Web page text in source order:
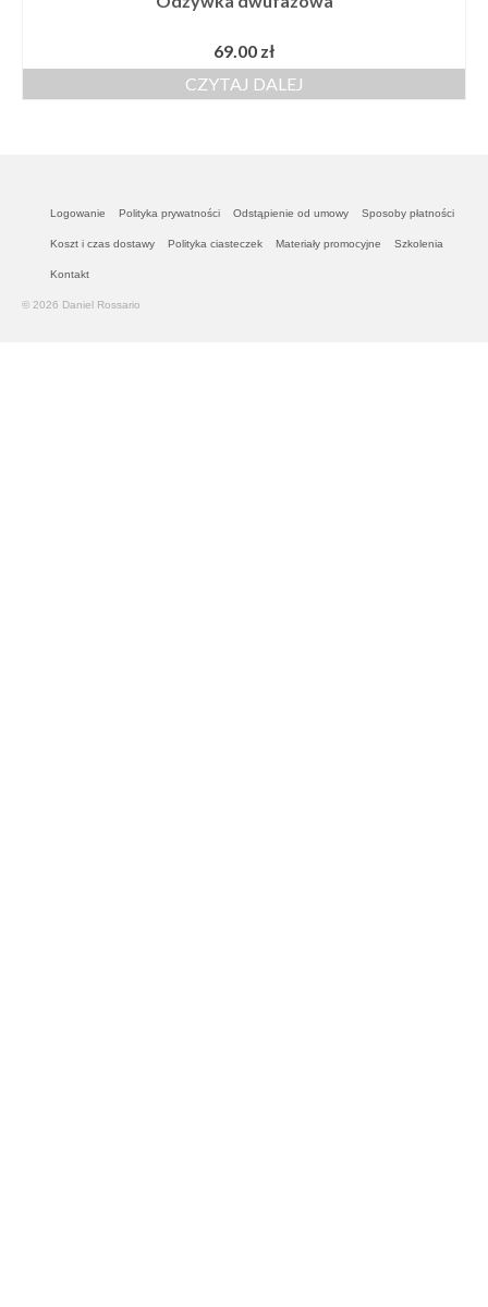
69.00 zł
CZYTAJ DALEJ
Logowanie Polityka prywatności Odstąpienie od umowy Sposoby płatności
Koszt i czas dostawy Polityka ciasteczek Materiały promocyjne Szkolenia
Kontakt
© 2026 Daniel Rossario